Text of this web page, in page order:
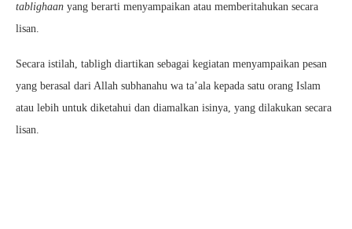
tablighaan yang berarti menyampaikan atau memberitahukan secara
lisan.
Secara istilah, tabligh diartikan sebagai kegiatan menyampaikan pesan
yang berasal dari Allah subhanahu wa ta’ala kepada satu orang Islam
atau lebih untuk diketahui dan diamalkan isinya, yang dilakukan secara
lisan.